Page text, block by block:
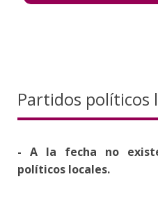
Partidos políticos
- A la fecha no
políticos locales.